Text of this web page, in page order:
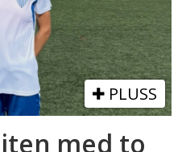
PLUSS
med to